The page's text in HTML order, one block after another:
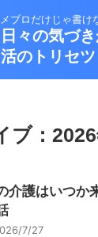
ブロだけじゃ書け
々の気づ
活のトリセツ
ブ：2026
介護はいつか
7/27